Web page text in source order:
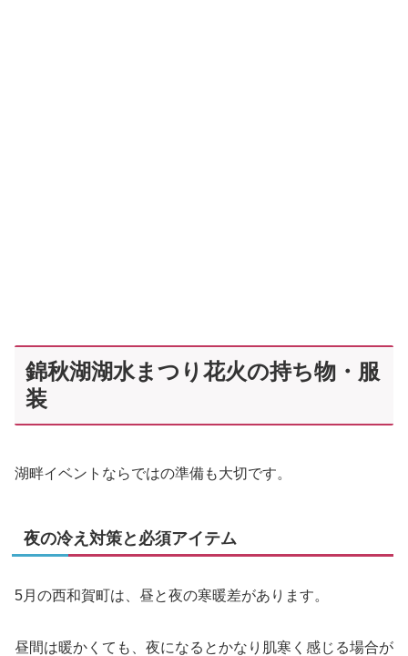
錦秋湖湖水まつり花火の持ち物・服
装
湖畔イベントならではの準備も大切です。
夜の冷え対策と必須アイテム
5月の西和賀町は、昼と夜の寒暖差があります。
昼間は暖かくても、夜になるとかなり肌寒く感じる場合が